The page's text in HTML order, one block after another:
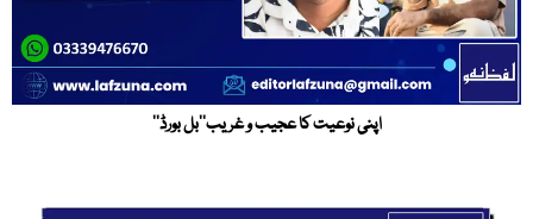
اپنی نوعیت کا عجیب و غریب’’بل بورڈ‘‘